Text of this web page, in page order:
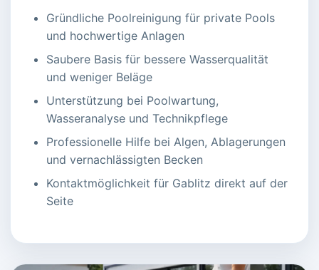
Gründliche Poolreinigung für private Pools
und hochwertige Anlagen
Saubere Basis für bessere Wasserqualität
und weniger Beläge
Unterstützung bei Poolwartung,
Wasseranalyse und Technikpflege
Professionelle Hilfe bei Algen, Ablagerungen
und vernachlässigten Becken
Kontaktmöglichkeit für Gablitz direkt auf der
Seite